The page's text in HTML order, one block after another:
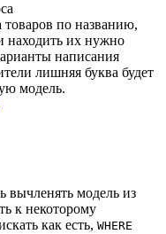
товаров по названию,
находить их нужно
написания
лишняя буква будет
модель.
вычленять модель из
к некоторому
как есть, WHERE